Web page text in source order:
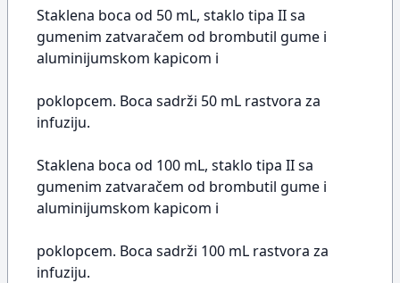
Staklena boca od 50 mL, staklo tipa II sa
gumenim zatvaračem od brombutil gume i
aluminijumskom kapicom i
poklopcem. Boca sadrži 50 mL rastvora za
infuziju.
Staklena boca od 100 mL, staklo tipa II sa
gumenim zatvaračem od brombutil gume i
aluminijumskom kapicom i
poklopcem. Boca sadrži 100 mL rastvora za
infuziju.